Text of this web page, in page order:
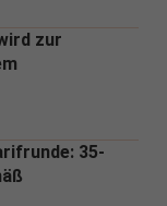
zur
35-